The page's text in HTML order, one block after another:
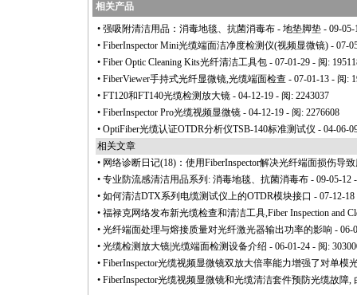
相关产品
• 强吸附清洁用品：消毒地毯、抗菌消毒布 - 地垫脚垫 - 09-05-
• FiberInspector Mini光缆端面洁净度检测仪(视频显微镜) - 07-
• Fiber Optic Cleaning Kits光纤清洁工具包 - 07-01-29 - 阅:
• FiberViewer手持式光纤显微镜,光缆端面检查 - 07-01-13 - 阅:
• FT120和FT140光缆检测放大镜 - 04-12-19 - 阅: 2243037
• FiberInspector Pro光缆视频显微镜 - 04-12-19 - 阅: 2276608
• OptiFiber光缆认证OTDR分析仪TSB-140标准测试仪 - 04-06-
相关文章
• 网络诊断日记(18)：使用FiberInspector解决光纤端面损伤导
• 专业防流感清洁用品系列: 消毒地毯、抗菌消毒布 - 09-05-12
• 如何清洁DTX系列电缆测试仪上的OTDR模块接口 - 07-12-
• 福禄克网络发布新光缆检查和清洁工具,Fiber Inspection and
• 光纤端面处理与熔接质量对光纤激光器输出功率的影响 - 06-
• 光缆检测放大镜|光缆端面检测设备介绍 - 06-01-24 - 阅:
• FiberInspector光缆视频显微镜双放大倍率能力增强了对单模
• FiberInspector光缆视频显微镜和光缆清洁套件预防光缆故障,